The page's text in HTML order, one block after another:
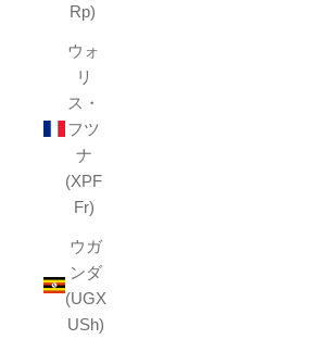
Rp)
ウォ
リ
ス・
フツ
ナ
(XPF
Fr)
ウガ
ンダ
(UGX
USh)